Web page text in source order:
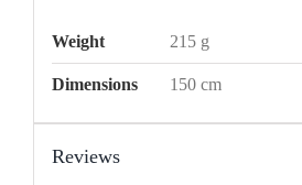
Weight 215 g
Dimensions 150 cm
Reviews